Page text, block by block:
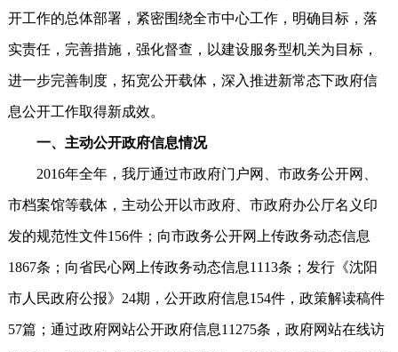
开工作的总体部署，紧密围绕全市中心工作，明确目标，落
实责任，完善措施，强化督查，以建设服务型机关为目标，
进一步完善制度，拓宽公开载体，深入推进新常态下政府信
息公开工作取得新成效。
一、主动公开政府信息情况
2016年全年，我厅通过市政府门户网、市政务公开网、
市档案馆等载体，主动公开以市政府、市政府办公厅名义印
发的规范性文件156件；向市政务公开网上传政务动态信息
1867条；向省民心网上传政务动态信息1113条；发行《沈阳
市人民政府公报》24期，公开政府信息154件，政策解读稿件
57篇；通过政府网站公开政府信息11275条，政府网站在线访